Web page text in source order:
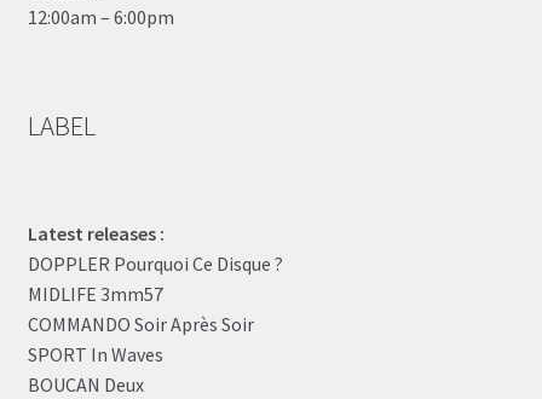
12:00am – 6:00pm
LABEL
Latest releases :
DOPPLER Pourquoi Ce Disque ?
MIDLIFE 3mm57
COMMANDO Soir Après Soir
SPORT In Waves
BOUCAN Deux